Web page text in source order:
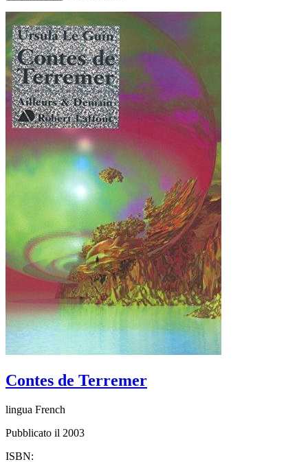
Contes de Terremer
lingua French
Pubblicato il 2003
ISBN: